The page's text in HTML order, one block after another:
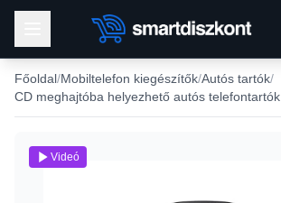
Főoldal Mobiltelefon kiegészítők Autós tartók
CD meghajtóba helyezhető autós telefontartók
Videó